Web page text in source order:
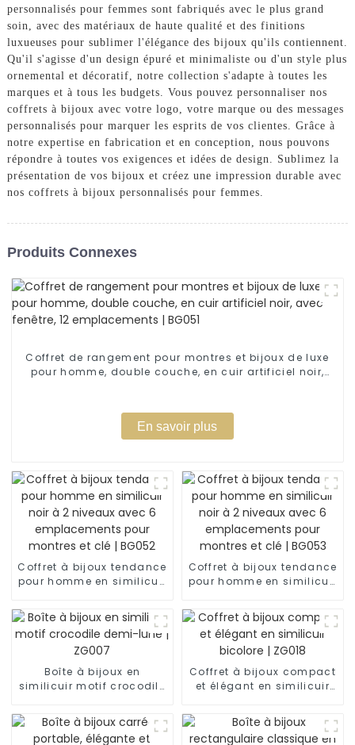
personnalisés pour femmes sont fabriqués avec le plus grand
soin, avec des matériaux de haute qualité et des finitions
luxueuses pour sublimer l'élégance des bijoux qu'ils contiennent.
Qu'il s'agisse d'un design épuré et minimaliste ou d'un style plus
ornemental et décoratif, notre collection s'adapte à toutes les
marques et à tous les budgets. Vous pouvez personnaliser nos
coffrets à bijoux avec votre logo, votre marque ou des messages
personnalisés pour marquer les esprits de vos clientes. Grâce à
notre expertise en fabrication et en conception, nous pouvons
répondre à toutes vos exigences et idées de design. Sublimez la
présentation de vos bijoux et créez une impression durable avec
nos coffrets à bijoux personnalisés pour femmes.
Produits Connexes
Coffret de rangement pour montres et bijoux de luxe
pour homme, double couche, en cuir artificiel noir,
En savoir plus
Coffret à bijoux tendance
pour homme en similicuir
emplacements pour
montres et clé | BG052
Coffret à bijoux tendance
pour homme en similicuir
emplacements pour
montres et clé | BG053
Boîte à bijoux en
similicuir motif crocodile
Coffret à bijoux compact
et élégant en similicuir